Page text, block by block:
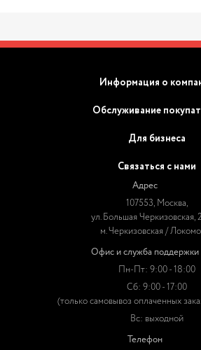
Информация о
Обслуживание
Для бизнеса
Связаться с нами
Адрес
107553, Москва,
ул. Большая Черкизовская,
м. Черкизовская /
Офис и служба поддержки
Пн-Пт: 9:00 - 18:00
Сб: 9:00 - 17:00
(только самовывоз оплаченных
Вс: выходной
Телефон